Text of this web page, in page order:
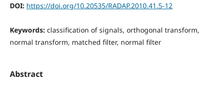
DOI: https://doi.org/10.20535/RADAP.2010.41.5-12
Keywords: classification of signals, orthogonal transform,
normal transform, matched filter, normal filter
Abstract